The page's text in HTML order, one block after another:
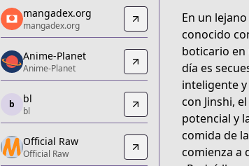
mangadex.org
mangadex.org
https://mangadex.org/title/8c1d7d0c-e0b7-
Anime-Planet
Anime-Planet
https://www.anime-planet.com/manga/the-
bl
493435
Official Raw
mangadex.org
mangadex.org
Anime-Planet
Anime-Planet
b bl
bl
Official Raw
Official Raw
En un
conocido
boticario en
día es
inteligente
con Jinshi,
potencial y
comida de
comienza a